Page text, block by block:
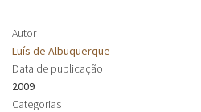
Autor
Luís de Albuquerque
Data de publicação
2009
Categorias